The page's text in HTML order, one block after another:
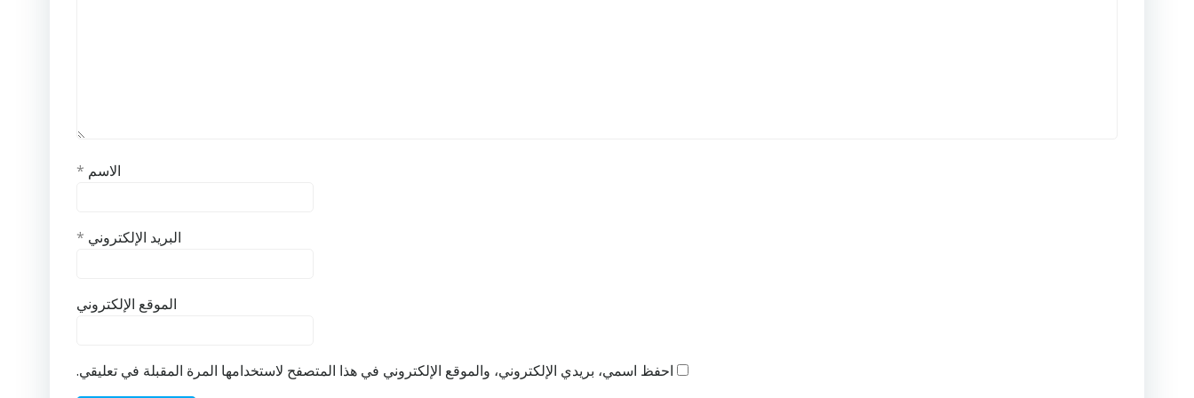
الاسم *
البريد الإلكتروني *
الموقع الإلكتروني
احفظ اسمي، بريدي الإلكتروني، والموقع الإلكتروني في هذا المتصفح لاستخدامها المرة المقبلة في تعليقي.